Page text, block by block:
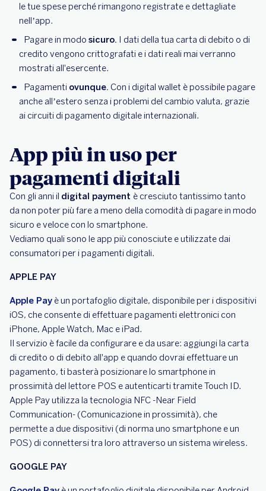
le tue spese perché rimangono registrate e dettagliate
nell’app.
Pagare in modo sicuro. I dati della tua carta di debito o di
credito vengono crittografati e i dati reali mai verranno
mostrati all'esercente.
Pagamenti ovunque. Con i digital wallet è possibile pagare
anche all’estero senza i problemi del cambio valuta, grazie
ai circuiti di pagamento digitale internazionali.
App più in uso per
pagamenti digitali
Con gli anni il digital payment è cresciuto tantissimo tanto
da non poter più fare a meno della comodità di pagare in modo
sicuro e veloce con lo smartphone.
Vediamo quali sono le app più conosciute e utilizzate dai
consumatori per i pagamenti digitali.
APPLE PAY
Apple Pay è un portafoglio digitale, disponibile per i dispositivi
iOS, che consente di effettuare pagamenti elettronici con
iPhone, Apple Watch, Mac e iPad.
Il servizio è facile da configurare e da usare: aggiungi la carta
di credito o di debito all'app e quando dovrai effettuare un
pagamento, ti basterà posizionare lo smartphone in
prossimità del lettore POS e autenticarti tramite Touch ID.
Apple Pay utilizza la tecnologia NFC -Near Field
Communication- (Comunicazione in prossimità), che
permette a due dispositivi (di norma uno smartphone e un
POS) di connettersi tra loro attraverso un sistema wireless.
GOOGLE PAY